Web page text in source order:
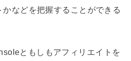
かなどを把握することができる
ともしもアフィリエイトを